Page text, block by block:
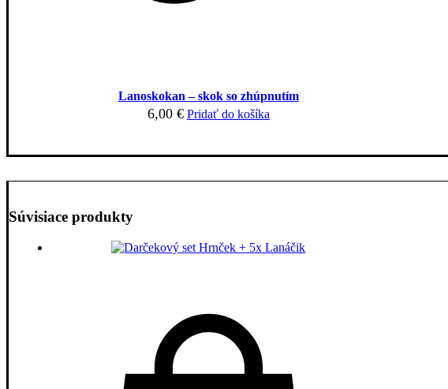
Lanoskokan – skok so zhúpnutím
6,00 € Pridať do košíka
Súvisiace produkty